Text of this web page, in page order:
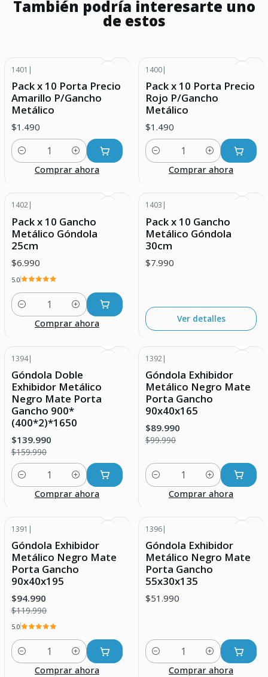
También podría interesarte uno
de estos
1401 |
Pack x 10 Porta Precio
Amarillo P/Gancho
Metálico
$1.490
Cantidad
Comprar ahora
1400|
Pack x 10 Porta Precio
Rojo P/Gancho
Metálico
$1.490
Cantidad
Comprar ahora
1402|
Pack x 10 Gancho
Metálico Góndola
25cm
$6.990
5.0
Cantidad
Comprar ahora
1403 |
Pack x 10 Gancho
Metálico Góndola
30cm
$7.990
Ver detalles
1394|
Góndola Doble
Exhibidor Metálico
Negro Mate Porta
Gancho 900*
(400*2)*1650
$139.990
$159.990
Cantidad
Comprar ahora
1392|
Góndola Exhibidor
Metálico Negro Mate
Porta Gancho
90x40x165
$89.990
$99.990
Cantidad
Comprar ahora
1391 |
Góndola Exhibidor
Metálico Negro Mate
Porta Gancho
90x40x195
$94.990
$119.990
5.0
Cantidad
Comprar ahora
1396|
Góndola Exhibidor
Metálico Negro Mate
Porta Gancho
55x30x135
$51.990
Cantidad
Comprar ahora